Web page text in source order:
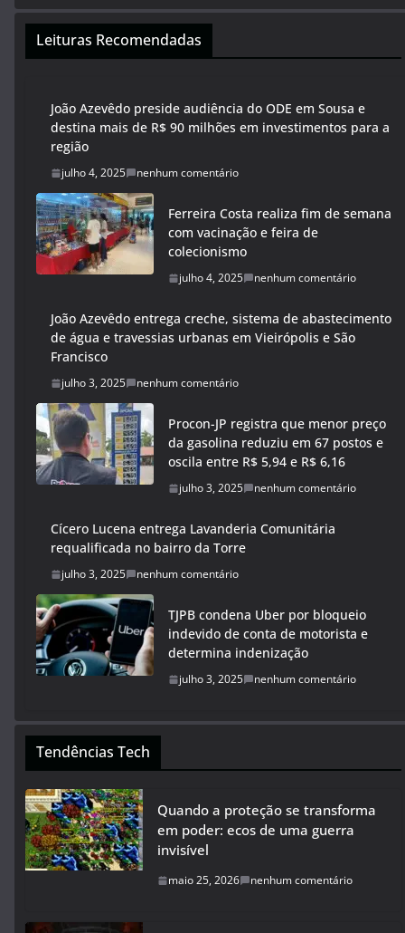
Leituras Recomendadas
João Azevêdo preside audiência do ODE em Sousa e
destina mais de R$ 90 milhões em investimentos para a
região
julho 4, 2025 nenhum comentário
Ferreira Costa realiza fim de semana
com vacinação e feira de
colecionismo
julho 4, 2025 nenhum comentário
João Azevêdo entrega creche, sistema de abastecimento
de água e travessias urbanas em Vieirópolis e São
Francisco
julho 3, 2025 nenhum comentário
Procon-JP registra que menor preço
da gasolina reduziu em 67 postos e
oscila entre R$ 5,94 e R$ 6,16
julho 3, 2025 nenhum comentário
Cícero Lucena entrega Lavanderia Comunitária
requalificada no bairro da Torre
julho 3, 2025 nenhum comentário
TJPB condena Uber por bloqueio
indevido de conta de motorista e
determina indenização
julho 3, 2025 nenhum comentário
Tendências Tech
Quando a proteção se transforma
em poder: ecos de uma guerra
invisível
maio 25, 2026 nenhum comentário